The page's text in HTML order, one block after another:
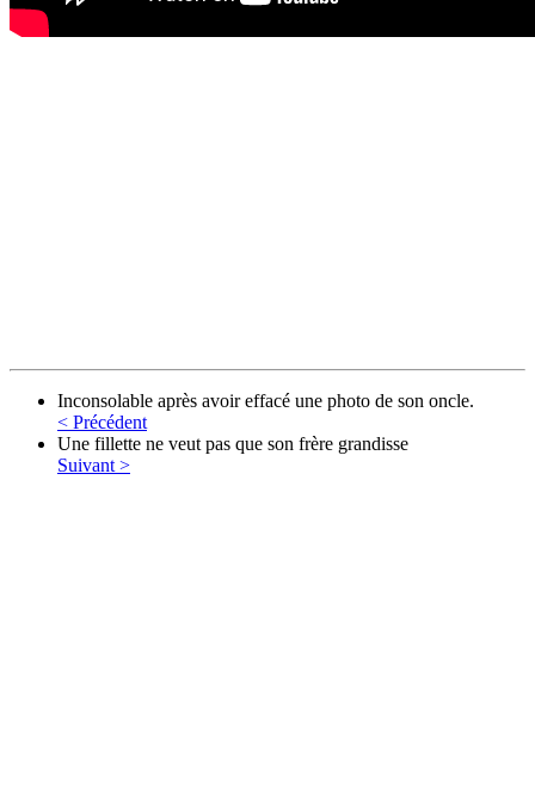
Inconsolable après avoir effacé une photo de son oncle.
< Précédent
Une fillette ne veut pas que son frère grandisse
Suivant >